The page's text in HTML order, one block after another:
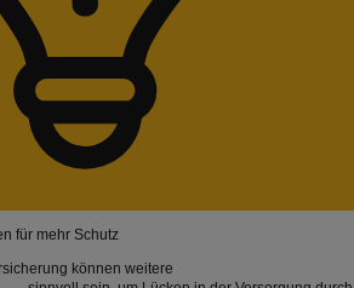
für mehr Schutz
können weitere